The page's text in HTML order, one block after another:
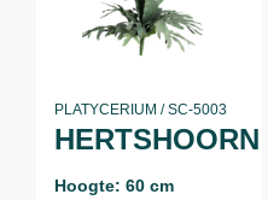
PLATYCERIUM / SC-5003
HERTSHOORN
Hoogte: 60 cm